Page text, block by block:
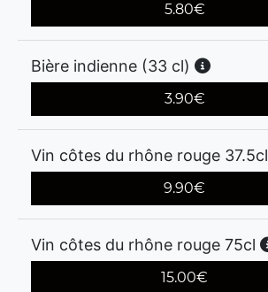
5.80€
Bière indienne (33 cl)
3.90€
Vin côtes du rhône rouge 37.5cl
9.90€
Vin côtes du rhône rouge 75cl
15.00€